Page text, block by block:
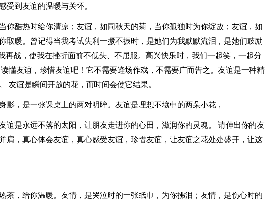
受到友谊的温暖与关怀。
你酷热时给你清凉；友谊，如同秋天的菊，当你孤独时为你绽放；友谊，如
取暖。曾记得当我考试失利一撅不振时，是她们为我默默流泪，是她们鼓励
再战，使我在挫折面前不低头、不屈服。高兴快乐时，我们一起笑，一起分
懂友谊，珍惜友谊吧！它不需要逢场作戏，不需要广而告之。友谊是一种精
友谊是瞬间开放的花，而时间会使它结果。
影，是一张课桌上的两对明眸。友谊是理想不壤中的两朵小花，
谊是永远不落的太阳，让朋友走进你的心田，滋润你的灵魂。 请伸出你的友
肩，真心体会友谊，真心感受友谊，珍惜友谊，让友谊之花处处盛开，让这
茶，给你温暖。友情，是哭泣时的一张纸巾，为你拂泪；友情，是伤心时的